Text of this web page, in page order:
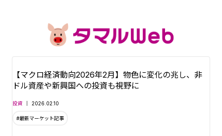
の投資信託等を除外 上記は、作成時点で知り得る
情報に基づき作成しており、制度の内容は今後変
更される場合があります。
ともできます。また、NISA
口座も同時にお申込みが可
能です。
■証券口座（金融商品仲介
口座）の開設方法は
ぶことができます。コラム
サイトの
タマルWEBで情報
ットバンキングを通じてご
自宅から取引することもで
きますし、365日営業の店
【マクロ経済動向2026年2月】物色に変化の兆し、非
ドル資産や新興国への投資も視野に
投資 2026.02.10
#最新マーケット記事